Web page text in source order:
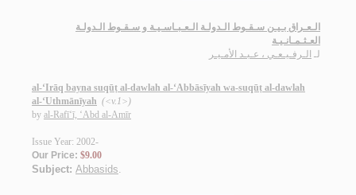
الـعـراق بـيـن سـقـوط الـدولـة الـعـبـاسـيـة و سـقـوط الـدولـة
العـثـمـانـيـة
لـ الـرفـيـعـي ، عـبـد الأمـيـر
al-‘Irāq bayna suqūṭ al-dawlah al-‘Abbāsīyah wa-suqūṭ al-dawlah
al-‘Uthmānīyah (<v.1>)
by al-Rafī‘ī, ‘Abd al-Amīr
Issue Year: 2002-
Our Price: $9.00
Subject: Abbasids.